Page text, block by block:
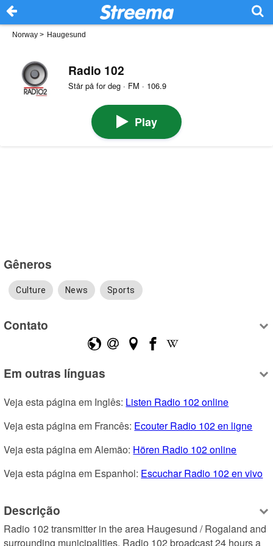
Norway > Haugesund
Radio 102
Står på for deg · FM · 106.9
Play
Gêneros
Culture News Sports
Contato
Em outras línguas
Veja esta página em Inglês: Listen Radio 102 online
Veja esta página em Francês: Ecouter Radio 102 en ligne
Veja esta página em Alemão: Hören Radio 102 online
Veja esta página em Espanhol: Escuchar Radio 102 en vivo
Descrição
Radio 102 transmitter in the area Haugesund / Rogaland and
surrounding municipalities. Radio 102 broadcast 24 hours a